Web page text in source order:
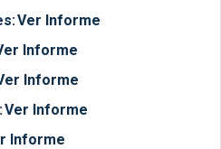
Ver Informe
Informe
Informe
Ver Informe
Informe